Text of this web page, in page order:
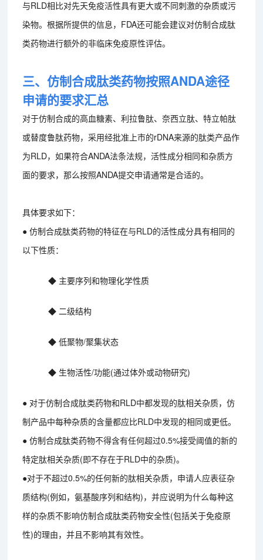
与RLD相比对先天免疫活性具有更大或不同刺激的杂质或污
染物。根据所提供的信息，FDA还可能会建议对仿制合成肽
类药物进行额外的非临床免疫原性评估。
三、仿制合成肽类药物按照ANDA途径
申请的要求汇总
对于仿制合成的高血糖素、利拉鲁肽、奈西立肽、特立帕肽
或替度鲁肽药物，采用经批准上市的rDNA来源的肽类产品作
为RLD，如果符合ANDA法条法规，活性成分相同和杂质方
面的要求，那么按照ANDA提交申请通常是合适的。
具体要求如下：
● 仿制合成肽类药物的特征在与RLD的活性成分具有相同的
以下性质：
◆ 主要序列和物理化学性质
◆ 二级结构
◆ 低聚物/聚集状态
◆ 生物活性/功能(通过体外或动物研究)
● 对于仿制合成肽类药物和RLD中都发现的肽相关杂质，仿
制产品中每种杂质的含量都应比RLD中发现的相同或更低。
● 仿制合成肽类药物不得含有任何超过0.5%接受阈值的新的
特定肽相关杂质(即不存在于RLD中的杂质)。
●对于不超过0.5%的任何新的肽相关杂质，申请人应表征杂
质结构(例如，氨基酸序列和结构)，并应说明为什么每种这
样的杂质不影响仿制合成肽类药物安全性(包括关于免疫原
性)的理由，并且不影响其有效性。